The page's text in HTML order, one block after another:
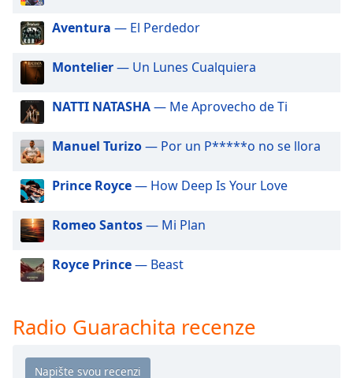
This
modal
window.
Beginning
dialog
window.
Escape
cancel
and
close
Text
Aventura — El Perdedor
Montelier— Un Lunes Cualquiera
NATTI NATASHA— Me Aprovecho de Ti
Manuel Turizo— Por un P*****o no se llora
Prince Royce— How Deep Is Your Love
Romeo Santos— Mi Plan
Royce Prince— Beast
Radio Guarachita recenze